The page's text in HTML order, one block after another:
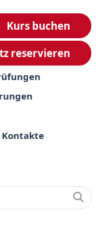
Kurs buchen
reservieren
Kontakte